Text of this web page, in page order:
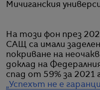
Мичиганския
На този фон през
САЩ са имали
покриване на
доклад на
спад от 59% за 2021
„Успехът не е